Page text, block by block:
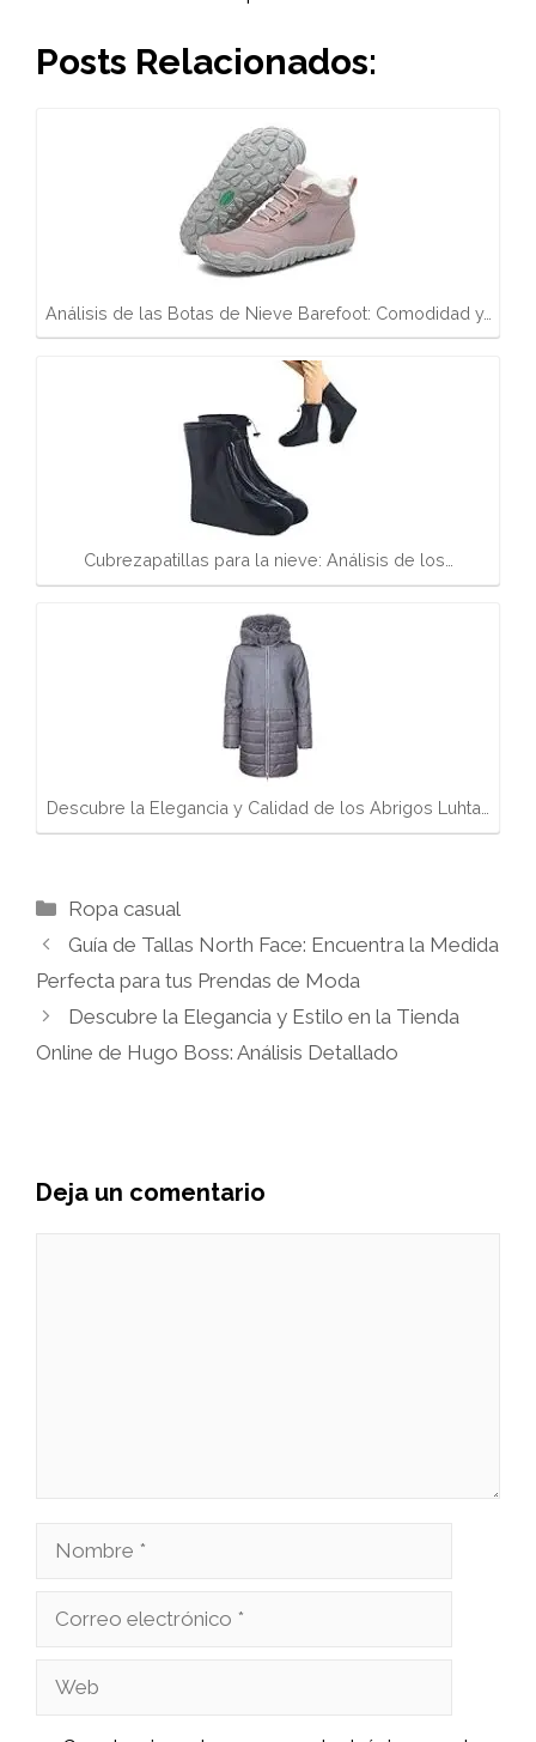
Posts Relacionados:
Análisis de las Botas de Nieve Barefoot: Comodidad y…
Cubrezapatillas para la nieve: Análisis de los…
Descubre la Elegancia y Calidad de los Abrigos Luhta…
Categorías
Ropa casual
Guía de Tallas North Face: Encuentra la Medida
Perfecta para tus Prendas de Moda
Descubre la Elegancia y Estilo en la Tienda
Online de Hugo Boss: Análisis Detallado
Deja un comentario
Nombre
Correo
Web